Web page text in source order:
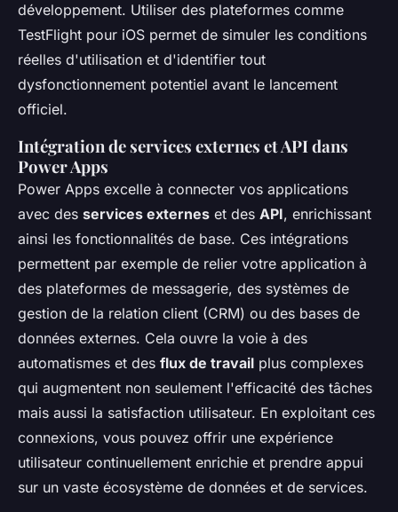
développement. Utiliser des plateformes comme
TestFlight pour iOS permet de simuler les conditions
réelles d'utilisation et d'identifier tout
dysfonctionnement potentiel avant le lancement
officiel.
Intégration de services externes et API dans
Power Apps
Power Apps excelle à connecter vos applications
avec des services externes et des API, enrichissant
ainsi les fonctionnalités de base. Ces intégrations
permettent par exemple de relier votre application à
des plateformes de messagerie, des systèmes de
gestion de la relation client (CRM) ou des bases de
données externes. Cela ouvre la voie à des
automatismes et des flux de travail plus complexes
qui augmentent non seulement l'efficacité des tâches
mais aussi la satisfaction utilisateur. En exploitant ces
connexions, vous pouvez offrir une expérience
utilisateur continuellement enrichie et prendre appui
sur un vaste écosystème de données et de services.